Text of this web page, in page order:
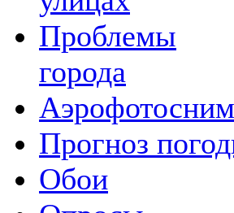
Проблемы
города
Прогноз
Обои